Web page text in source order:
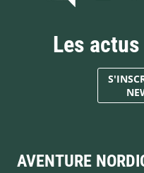
Les
AVENTURE